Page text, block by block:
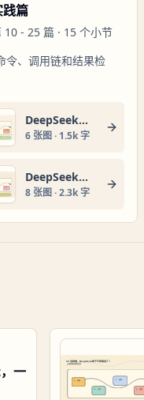
践篇
10- 25篇 · 15个小节
令、调用链和结果检
DeepSeek接入个人知识库安装包发布，没有网也能飞速跑
6张图 · 1.5k 字
DeepSeek接入Manus，开发速度飞快，确实可以封神了！
8张图 ·2.3k 字
一